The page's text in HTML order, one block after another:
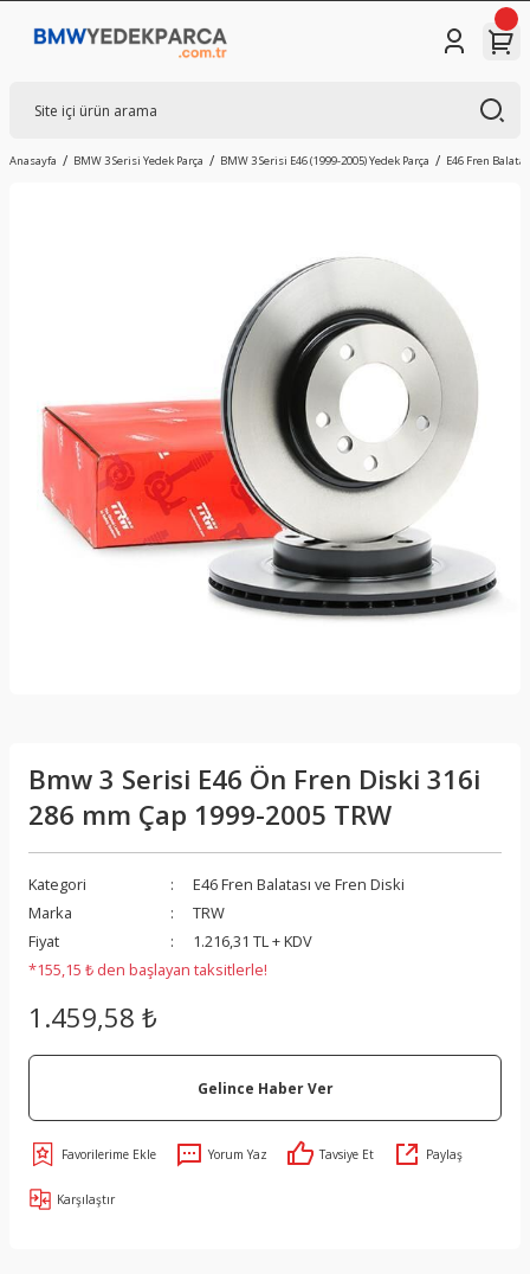
Anasayfa BMW 3 Serisi Yedek Parça BMW 3 Serisi E46 (1999-2005) Yedek Parça E46 Fren
Bmw 3 Serisi E46 Ön Fren Diski 316i
286 mm Çap 1999-2005 TRW
Kategori
E46 Fren Balatası ve Fren Diski
Marka
TRW
Fiyat
1.216,31 TL + KDV
*155,15 ₺ den başlayan taksitlerle!
1.459,58 ₺
Gelince Haber Ver
Yorum Yaz Tavsiye Et Paylaş
Karşılaştır